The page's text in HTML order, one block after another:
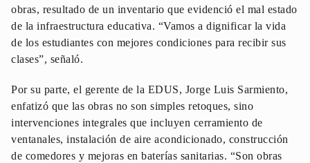
obras, resultado de un inventario que evidenció el mal estado
de la infraestructura educativa. “Vamos a dignificar la vida
de los estudiantes con mejores condiciones para recibir sus
clases”, señaló.
Por su parte, el gerente de la EDUS, Jorge Luis Sarmiento,
enfatizó que las obras no son simples retoques, sino
intervenciones integrales que incluyen cerramiento de
ventanales, instalación de aire acondicionado, construcción
de comedores y mejoras en baterías sanitarias. “Son obras